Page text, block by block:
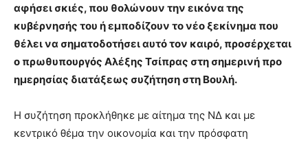
αφήσει σκιές, που θολώνουν την εικόνα της
κυβέρνησής του ή εμποδίζουν το νέο ξεκίνημα που
θέλει να σηματοδοτήσει αυτό τον καιρό, προσέρχεται
ο πρωθυπουργός Αλέξης Τσίπρας στη σημερινή προ
ημερησίας διατάξεως συζήτηση στη Βουλή.
Η συζήτηση προκλήθηκε με αίτημα της ΝΔ και με
κεντρικό θέμα την οικονομία και την πρόσφατη